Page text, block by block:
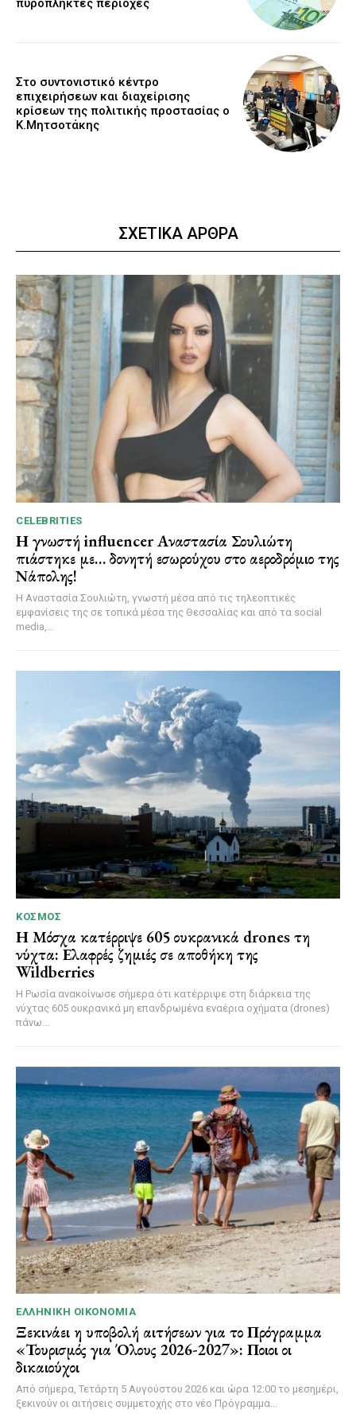
πυρόπληκτες περιοχές
Στο συντονιστικό κέντρο
επιχειρήσεων και διαχείρισης
κρίσεων της πολιτικής προστασίας ο
Κ.Μητσοτάκης
ΣΧΕΤΙΚΑ ΑΡΘΡΑ
CELEBRITIES
Η γνωστή influencer Αναστασία Σουλιώτη
πιάστηκε με… δονητή εσωρούχου στο αεροδρόμιο της
Νάπολης!
Η Αναστασία Σουλιώτη, γνωστή μέσα από τις τηλεοπτικές
εμφανίσεις της σε τοπικά μέσα της Θεσσαλίας και από τα social
media,...
ΚΌΣΜΟΣ
Η Μόσχα κατέρριψε 605 ουκρανικά drones τη
νύχτα: Ελαφρές ζημιές σε αποθήκη της
Wildberries
Η Ρωσία ανακοίνωσε σήμερα ότι κατέρριψε στη διάρκεια της
νύχτας 605 ουκρανικά μη επανδρωμένα εναέρια οχήματα (drones)
πάνω...
ΕΛΛΗΝΙΚΉ ΟΙΚΟΝΟΜΊΑ
Ξεκινάει η υποβολή αιτήσεων για το Πρόγραμμα
«Τουρισμός για Όλους 2026-2027»: Ποιοι οι
δικαιούχοι
Από σήμερα, Τετάρτη 5 Αυγούστου 2026 και ώρα 12:00 το μεσημέρι,
ξεκινούν οι αιτήσεις συμμετοχής στο νέο Πρόγραμμα...